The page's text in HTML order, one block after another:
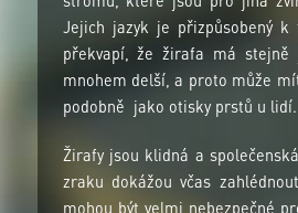
Jejich jazyk je přizpůsobený
překvapí, že žirafa má
mnohem delší, a proto může
podobně jako otisky prstů u lidí.
Žirafy jsou klidná a
zraku dokážou včas
mohou být velmi nebezpečné